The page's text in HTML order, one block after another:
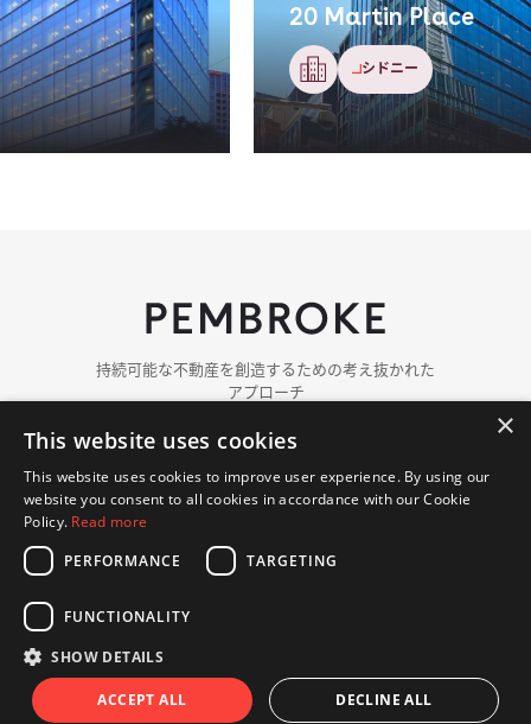
トライセブン六本木
東京
持続可能な​​不動産を​​創造する​​ための​​考え抜かれた​​
アプローチ
ペンブロークに​ついて
ポートフォリオ
ニュース
お問い​合わせ
© 著作権 2018 - 2026 Pembroke. 無断複写・転載を​禁じます.
×
This website uses cookies
This website uses cookies to improve user experience. By using our
website you consent to all cookies in accordance with our Cookie
Policy. Read more
PERFORMANCE
TARGETING
FUNCTIONALITY
SHOW DETAILS
ACCEPT ALL DECLINE ALL